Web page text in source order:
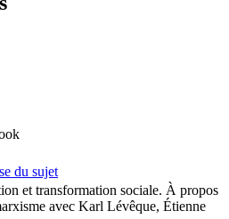
du sujet
et transformation sociale. À propos
avec Karl Lévêque, Étienne